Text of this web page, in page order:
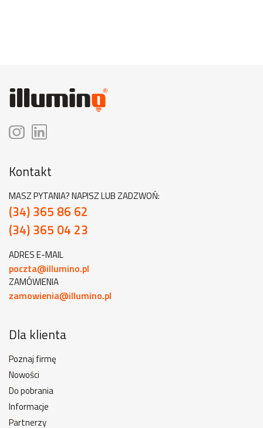
Kontakt
MASZ PYTANIA? NAPISZ LUB ZADZWOŃ:
(34) 365 86 62
(34) 365 04 23
ADRES E-MAIL
poczta@illumino.pl
ZAMÓWIENIA
zamowienia@illumino.pl
Dla klienta
Poznaj firmę
Nowości
Do pobrania
Informacje
Partnerzy